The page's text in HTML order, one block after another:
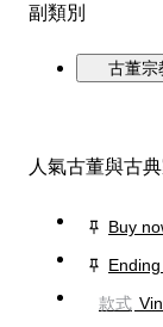
副類別
古董宗
人氣古董與古
Buy
款式